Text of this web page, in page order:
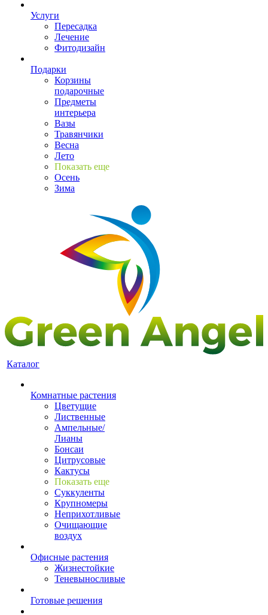
Услуги
Пересадка
Лечение
Фитодизайн
Подарки
Корзины
подарочные
Предметы
интерьера
Вазы
Травянчики
Весна
Лето
Показать еще
Осень
Зима
Каталог
Комнатные растения
Цветущие
Лиственные
Ампельные/
Лианы
Бонсаи
Цитрусовые
Кактусы
Показать еще
Суккуленты
Крупномеры
Неприхотливые
Очищающие
воздух
Офисные растения
Жизнестойкие
Теневыносливые
Готовые решения